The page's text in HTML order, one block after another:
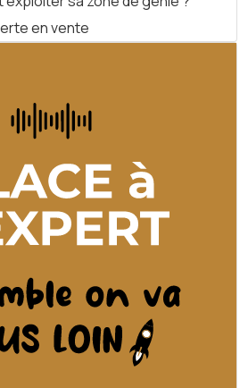
en vente